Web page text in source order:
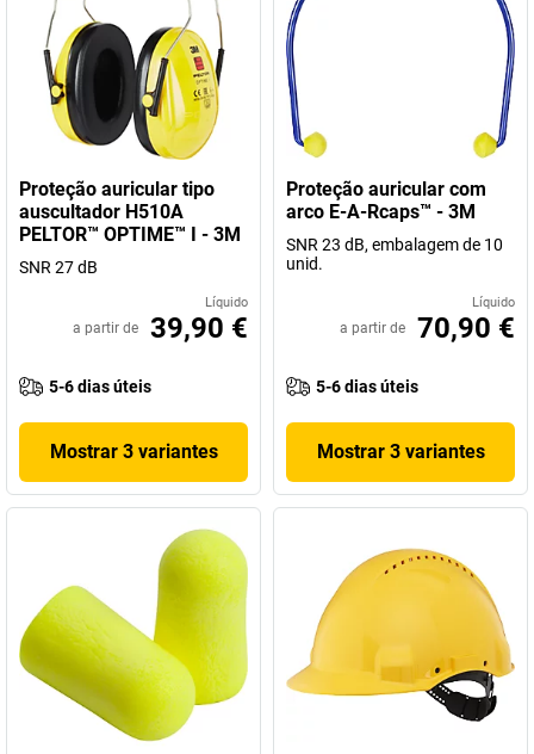
Proteção auricular tipo
auscultador H510A
PELTOR™ OPTIME™ I - 3M
SNR 27 dB
Líquido
a partir de 39,90 €
5-6 dias úteis
Mostrar 3 variantes
Proteção auricular com
arco E-A-Rcaps™ - 3M
SNR 23 dB, embalagem de 10
unid.
Líquido
a partir de 70,90 €
5-6 dias úteis
Mostrar 3 variantes